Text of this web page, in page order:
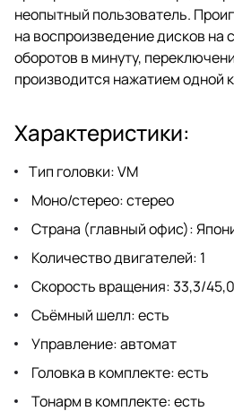
неопытный пользователь.
на воспроизведение дисков на
оборотов в минуту,
производится нажатием одной
Характеристики:
Тип головки: VM
Моно/стерео: стерео
Страна (главный офис):
Количество двигателей: 1
Скорость вращения: 33,3/45,0
Съёмный шелл: есть
Управление: автомат
Головка в комплекте: есть
Тонарм в комплекте: есть